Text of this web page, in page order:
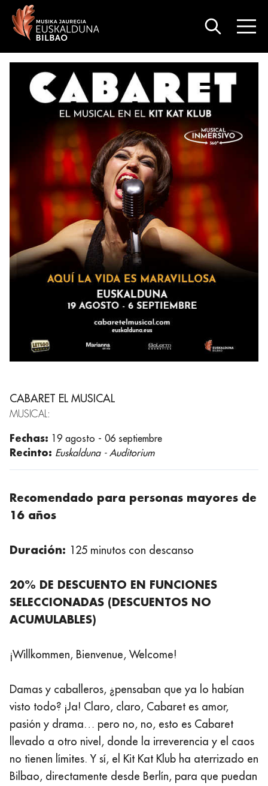
CABARET EL MUSICAL
MUSICAL:
Fechas: 19 agosto - 06 septiembre
Recinto: Euskalduna - Auditorium
Recomendado para personas mayores de
16 años
Duración: 125 minutos con descanso
20% DE DESCUENTO EN FUNCIONES
SELECCIONADAS (DESCUENTOS NO
ACUMULABLES)
¡Willkommen, Bienvenue, Welcome!
Damas y caballeros, ¿pensaban que ya lo habían
visto todo? ¡Ja! Claro, claro, Cabaret es amor,
pasión y drama… pero no, no, esto es Cabaret
llevado a otro nivel, donde la irreverencia y el caos
no tienen límites. Y sí, el Kit Kat Klub ha aterrizado en
Bilbao, directamente desde Berlín, para que puedan